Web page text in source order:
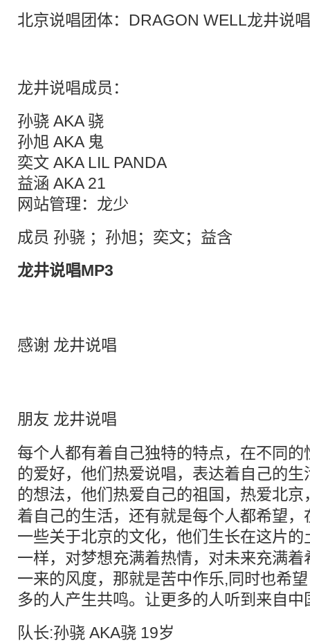
北京说唱 团体：DRAGON WELL龙井说唱
龙井说唱成员：
孙骁 AKA 骁
孙旭 AKA 鬼
奕文 AKA LIL PANDA
益涵 AKA 21
网站管理：龙少
成员 孙骁 ；孙旭；奕文；益含
龙井说唱MP3
感谢 龙井说唱
朋友 龙井说唱
每个人都有着自己独特的特点，在不同
的爱好，他们热爱说唱，表达着自己的
的想法，他们热爱自己的祖国，热爱北京
着自己的生活，还有就是每个人都希望
一些关于北京的文化，他们生长在这片
一样，对梦想充满着热情，对未来充满
一来的风度，那就是苦中作乐,同时也希
多的人产生共鸣。让更多的人听到来自中
队长:孙骁 AKA骁 19岁